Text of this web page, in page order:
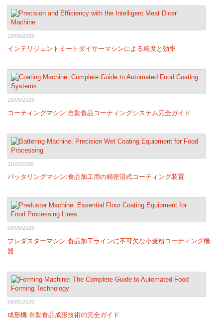
18/05/2026
インテリジェントミートダイサーマシンによる精度と効率
15/05/2026
コーティングマシン:自動食品コーティングシステム完全ガイド
11/05/2026
バッタリングマシン:食品加工用の精密湿式コーティング装置
08/05/2026
プレダスターマシン:食品加工ラインに不可欠な小麦粉コーティング機
器
04/05/2026
成形機:自動食品成形技術の完全ガイド